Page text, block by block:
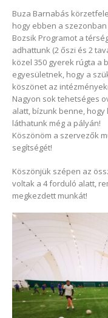
Buza Barnabás
hogy ebben a
Bozsik Programot a
adhattunk (2 őszi és 2
közel 350 gyerek rúgta a
egyesületnek, hogy a
köszönet az
Nagyon sok tehetséges
alatt, bízunk benne,
láthatunk még a pályán!
Köszönöm a szervezők
segítségét!
Köszönjük szépen az
voltak a 4 forduló alatt,
megkezdett munkát!